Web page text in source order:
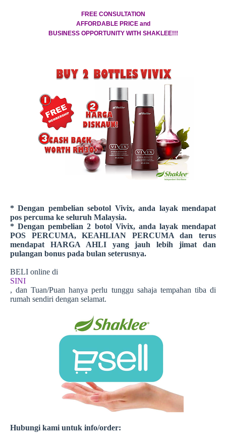
FREE CONSULTATION
AFFORDABLE PRICE and
BUSINESS OPPORTUNITY WITH SHAKLEE!!!
* Dengan pembelian sebotol Vivix, anda layak mendapat
pos percuma ke seluruh Malaysia.
* Dengan pembelian 2 botol Vivix, anda layak mendapat
POS PERCUMA, KEAHLIAN PERCUMA dan terus
mendapat HARGA AHLI yang jauh lebih jimat dan
pulangan bonus pada bulan seterusnya.
BELI online di
SINI
, dan Tuan/Puan hanya perlu tunggu sahaja tempahan tiba di
rumah sendiri dengan selamat.
Hubungi kami untuk info/order: